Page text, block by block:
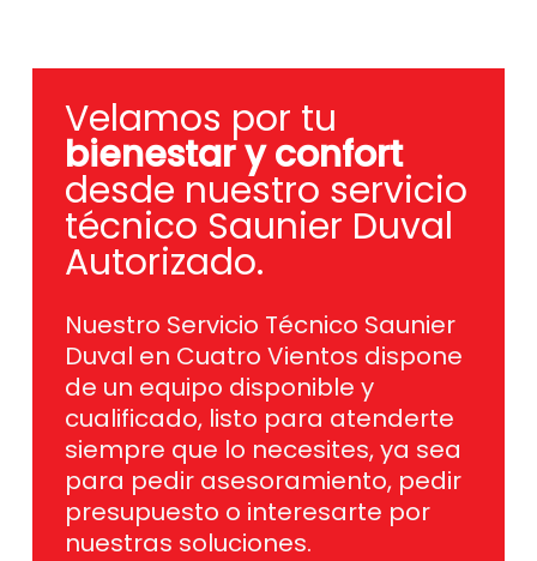
Velamos por tu
bienestar y confort
desde nuestro servicio
técnico Saunier Duval
Autorizado.
Nuestro Servicio Técnico Saunier
Duval en Cuatro Vientos dispone
de un equipo disponible y
cualificado, listo para atenderte
siempre que lo necesites, ya sea
para pedir asesoramiento, pedir
presupuesto o interesarte por
nuestras soluciones.